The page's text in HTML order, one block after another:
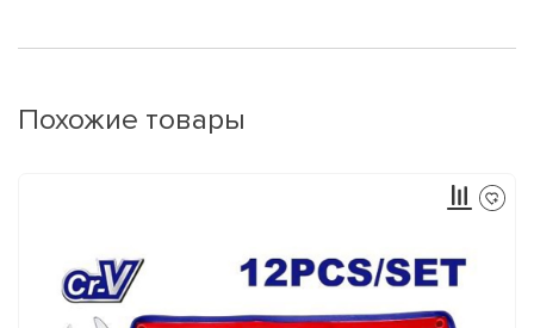
Похожие товары